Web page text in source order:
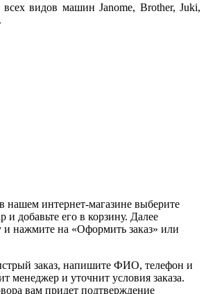
видов машин Janome, Brother, Juki,
нашем интернет-магазине выберите
и добавьте его в корзину. Далее
и нажмите на «Оформить заказ» или
заказ, напишите ФИО, телефон и
менеджер и уточнит условия заказа.
вам придет подтверждение